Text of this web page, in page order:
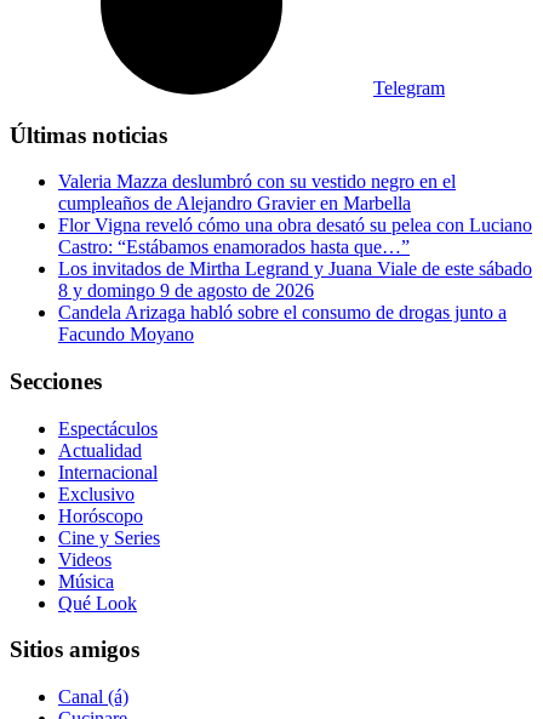
Telegram
Últimas noticias
Valeria Mazza deslumbró con su vestido negro en el
cumpleaños de Alejandro Gravier en Marbella
Flor Vigna reveló cómo una obra desató su pelea con Luciano
Castro: “Estábamos enamorados hasta que…”
Los invitados de Mirtha Legrand y Juana Viale de este sábado
8 y domingo 9 de agosto de 2026
Candela Arizaga habló sobre el consumo de drogas junto a
Facundo Moyano
Secciones
Espectáculos
Actualidad
Internacional
Exclusivo
Horóscopo
Cine y Series
Videos
Música
Qué Look
Sitios amigos
Canal (á)